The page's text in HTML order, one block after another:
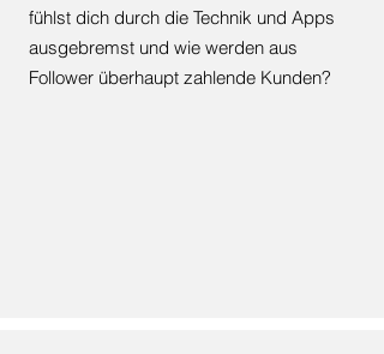
fühlst dich durch die Technik und Apps
ausgebremst und wie werden aus
Follower überhaupt zahlende Kunden?